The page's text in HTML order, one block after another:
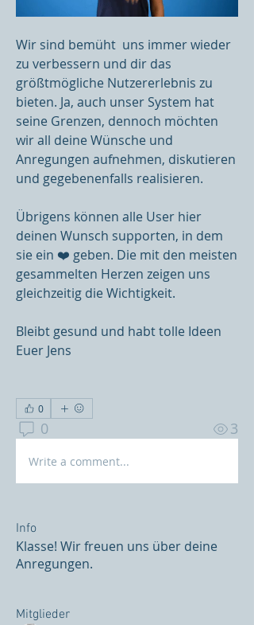
Wir sind bemüht  uns immer wieder
zu verbessern und dir das
größtmögliche Nutzererlebnis zu
bieten. Ja, auch unser System hat
seine Grenzen, dennoch möchten
wir all deine Wünsche und
Anregungen aufnehmen, diskutieren
und gegebenenfalls realisieren.
Übrigens können alle User hier
deinen Wunsch supporten, in dem
sie ein ❤️ geben. Die mit den meisten
gesammelten Herzen zeigen uns
gleichzeitig die Wichtigkeit.
Bleibt gesund und habt tolle Ideen
Euer Jens
0
0 3
Write a comment...
Info
Klasse! Wir freuen uns über deine
Anregungen.
Mitglieder